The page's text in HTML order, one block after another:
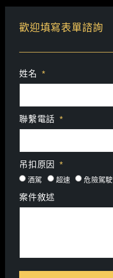
歡迎填寫表單諮詢
姓名
聯繫電話
吊扣原因
酒駕 超速 危險駕駛
案件敘述